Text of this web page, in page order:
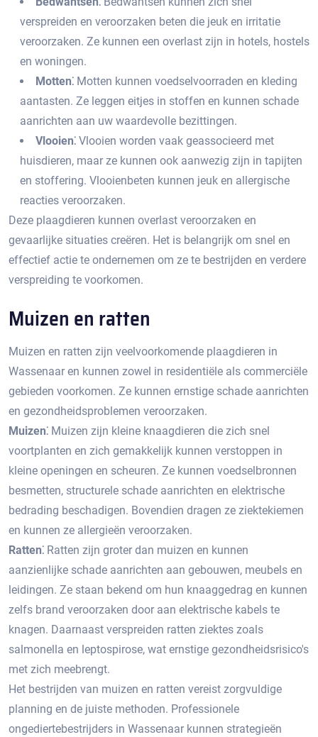
verspreiden en veroorzaken beten die jeuk en irritatie
veroorzaken.​ Ze kunnen een overlast zijn in hotels, hostels
en woningen.​
Motten⁚ Motten kunnen voedselvoorraden en kleding
aantasten.​ Ze leggen eitjes in stoffen en kunnen schade
aanrichten aan uw waardevolle bezittingen.​
Vlooien⁚ Vlooien worden vaak geassocieerd met
huisdieren, maar ze kunnen ook aanwezig zijn in tapijten
en stoffering.​ Vlooienbeten kunnen jeuk en allergische
reacties veroorzaken.​
Deze plaagdieren kunnen overlast veroorzaken en
gevaarlijke situaties creëren.​ Het is belangrijk om snel en
effectief actie te ondernemen om ze te bestrijden en verdere
verspreiding te voorkomen.
Muizen en ratten
Muizen en ratten zijn veelvoorkomende plaagdieren in
Wassenaar en kunnen zowel in residentiële als commerciële
gebieden voorkomen. Ze kunnen ernstige schade aanrichten
en gezondheidsproblemen veroorzaken.
Muizen⁚ Muizen zijn kleine knaagdieren die zich snel
voortplanten en zich gemakkelijk kunnen verstoppen in
kleine openingen en scheuren.​ Ze kunnen voedselbronnen
besmetten, structurele schade aanrichten en elektrische
bedrading beschadigen.​ Bovendien dragen ze ziektekiemen
en kunnen ze allergieën veroorzaken.​
Ratten⁚ Ratten zijn groter dan muizen en kunnen
aanzienlijke schade aanrichten aan gebouwen, meubels en
leidingen.​ Ze staan bekend om hun knaaggedrag en kunnen
zelfs brand veroorzaken door aan elektrische kabels te
knagen.​ Daarnaast verspreiden ratten ziektes zoals
salmonella en leptospirose, wat ernstige gezondheidsrisico's
met zich meebrengt.​
Het bestrijden van muizen en ratten vereist zorgvuldige
planning en de juiste methoden.​ Professionele
ongediertebestrijders in Wassenaar kunnen strategieën